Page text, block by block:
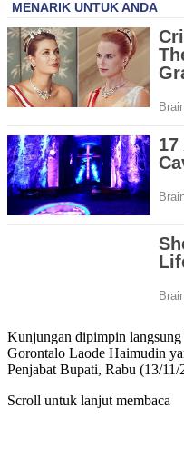
Kunjungan dipimpin
Gorontalo Laode Haimudin
Penjabat Bupati, Rabu (13/11/
Scroll untuk lanjut membaca